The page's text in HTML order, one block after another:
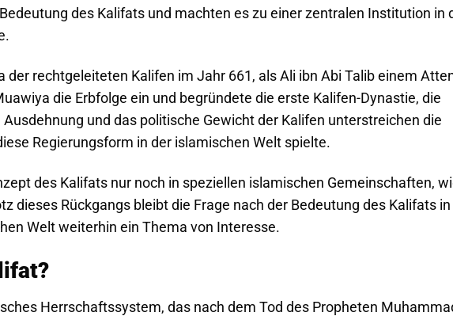
des Kalifats und machten es zu einer zentralen Institution in
der rechtgeleiteten Kalifen im Jahr 661, als Ali ibn Abi Talib einem
die Erbfolge ein und begründete die erste Kalifen-Dynastie, die
und das politische Gewicht der Kalifen unterstreichen die
Regierungsform in der islamischen Welt spielte.
des Kalifats nur noch in speziellen islamischen Gemeinschaften,
dieses Rückgangs bleibt die Frage nach der Bedeutung des Kalifats in
Welt weiterhin ein Thema von Interesse.
Herrschaftssystem, das nach dem Tod des Propheten